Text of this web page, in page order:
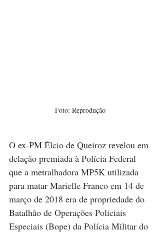
Foto: Reprodução
O ex-PM Élcio de Queiroz revelou em
delação premiada à Polícia Federal
que a metralhadora MP5K utilizada
para matar Marielle Franco em 14 de
março de 2018 era de propriedade do
Batalhão de Operações Policiais
Especiais (Bope) da Polícia Militar do